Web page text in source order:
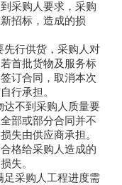
采购人要求，采购
招标，造成的损
先行供货，采购人对
首批货物及服务标
订合同，取消本次
行承担。
达不到采购人质量要
部或部分合同并不
失由供应商承担。
格给采购人造成的
失。
足采购人工程进度需